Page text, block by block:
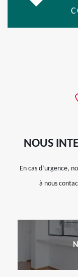
NOUS
En cas d’urgence,
à nous